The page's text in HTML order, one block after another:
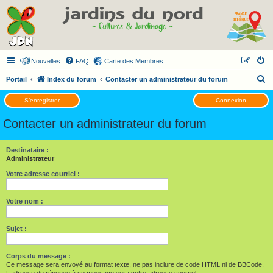
Nouvelles FAQ Carte des Membres
Portail Index du forum Contacter un administrateur du forum
e
c
S’enregistrer Connexion
Contacter un administrateur du forum
Destinataire :
Administrateur
Votre adresse courriel :
Votre nom :
Sujet :
Corps du message :
Ce message sera envoyé au format texte, ne pas inclure de code HTML ni de BBCode.